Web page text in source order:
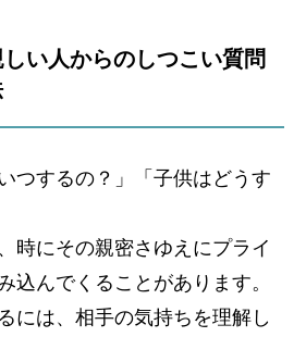
い人からのしつこい質問
つするの？」「子供はどうす
時にその親密さゆえにプライ
込んでくることがあります。
には、相手の気持ちを理解し